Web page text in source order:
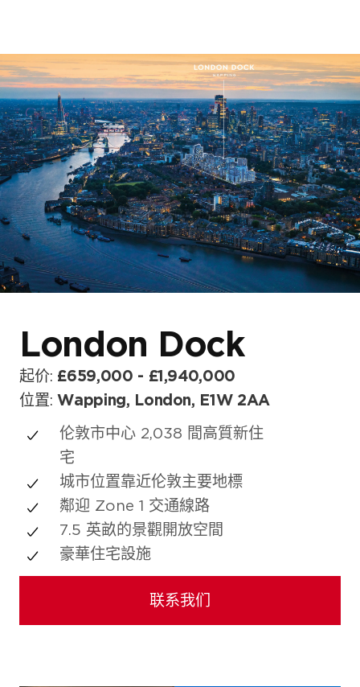
首页
关于我们
我们的项目
博客与新闻
London Dock
起价: £659,000 - £1,940,000
位置:Wapping, London, E1W 2AA
伦敦市中心 2,038 間高質新住
宅
城市位置靠近伦敦主要地標
鄰迎 Zone 1 交通線路
7.5 英畝的景觀開放空間
豪華住宅設施
联系我们